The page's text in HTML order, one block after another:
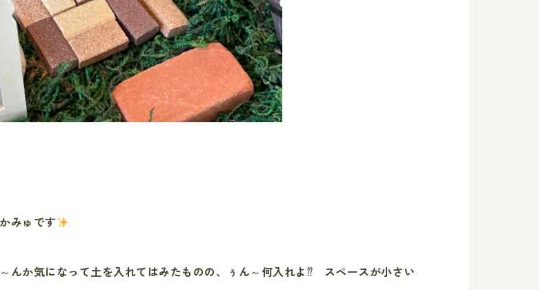
みゅです
んか気になって土を入れてはみたものの、ぅん～何入れよ⁇ スペースが小さい